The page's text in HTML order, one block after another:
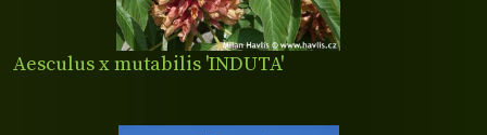
Aesculus x mutabilis 'INDUTA'